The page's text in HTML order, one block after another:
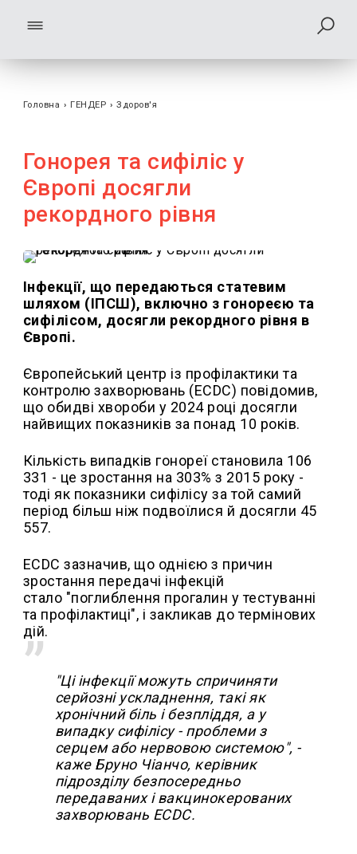
Головна › ГЕНДЕР › Здоров'я
Гонорея та сифіліс у
Європі досягли
рекордного рівня
Інфекції, що передаються статевим
шляхом (ІПСШ), включно з гонореєю та
сифілісом, досягли рекордного рівня в
Європі.
Європейський центр із профілактики та
контролю захворювань (ECDC) повідомив,
що обидві хвороби у 2024 році досягли
найвищих показників за понад 10 років.
Кількість випадків гонореї становила 106
331 - це зростання на 303% з 2015 року -
тоді як показники сифілісу за той самий
період більш ніж подвоїлися й досягли 45
557.
ECDC зазначив, що однією з причин
зростання передачі інфекцій
стало "поглиблення прогалин у тестуванні
та профілактиці", і закликав до термінових
дій.
"Ці інфекції можуть спричиняти
серйозні ускладнення, такі як
хронічний біль і безпліддя, а у
випадку сифілісу - проблеми з
серцем або нервовою системою", -
каже Бруно Чіанчо, керівник
підрозділу безпосередньо
передаваних і вакцинокерованих
захворювань ECDC.